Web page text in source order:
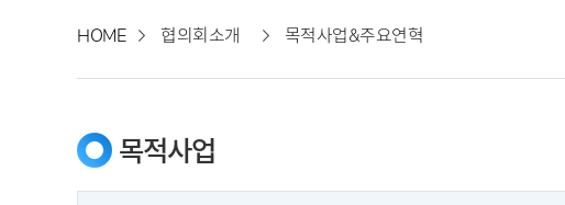
HOME 협의회소개 목적사업&주요연혁
목적사업